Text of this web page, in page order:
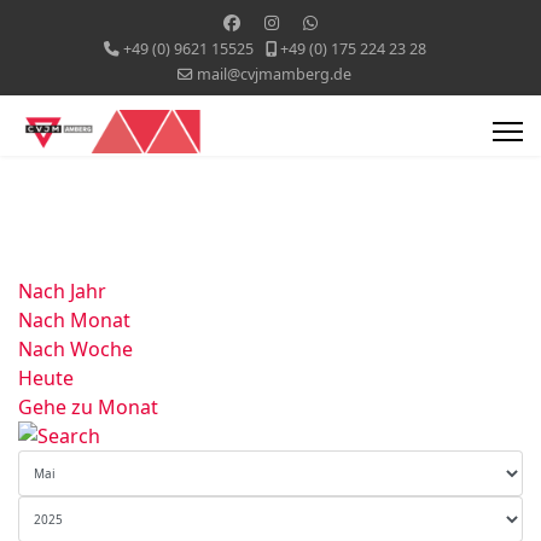
+49 (0) 9621 15525
+49 (0) 175 224 23 28
mail@cvjmamberg.de
Nach Jahr
Nach Monat
Nach Woche
Heute
Gehe zu Monat